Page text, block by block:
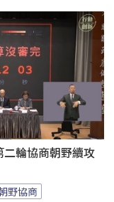
二輪協商朝野續攻
野協商